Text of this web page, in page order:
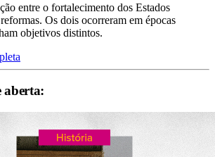
entre o fortalecimento dos Estados
Os dois ocorreram em épocas
objetivos distintos.
aberta: